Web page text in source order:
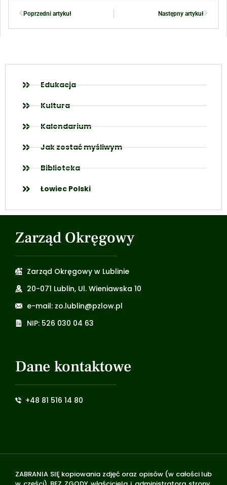
Poprzedni artykuł Następny artykuł
Edukacja
Kultura
Kalendarium
Jak zostać myśliwym
Biblioteka
Łowiec Polski
Zarząd Okręgowy
Zarząd Okręgowy w Lublinie
20-071 Lublin, Ul. Wieniawska 10
e-mail: zo.lublin@pzlow.pl
NIP: 526 030 04 63
Dane kontaktowe
+48 81 516 14 80
ZABRANIA SIĘ kopiowania zdjęć oraz opisów (w całości lub